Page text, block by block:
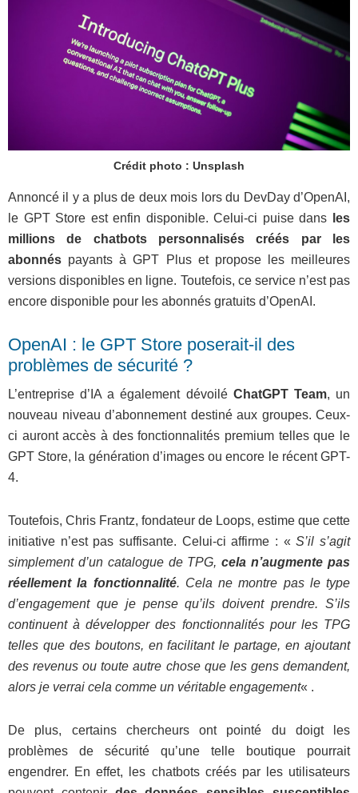
Crédit photo : Unsplash
Annoncé il y a plus de deux mois lors du DevDay d’OpenAI,
le GPT Store est enfin disponible. Celui-ci puise dans
les
millions de chatbots personnalisés créés par les
abonnés payants à GPT Plus et propose les meilleures
versions disponibles en ligne. Toutefois, ce service n’est pas
encore disponible pour les abonnés gratuits d’OpenAI.
OpenAI : le GPT Store poserait-il des
problèmes de sécurité ?
L’entreprise d’IA a également dévoiléChatGPT Team, un
nouveau niveau d’abonnement destiné aux groupes. Ceux-
ci auront accès à des fonctionnalités premium telles que le
GPT Store, la génération d’images ou encore le récent GPT-
4.
Toutefois, Chris Frantz, fondateur de Loops, estime que cette
initiative n’est pas suffisante. Celui-ci affirme : «S’il s’agit
simplement d’un catalogue de TPG, cela n’augmente pas
réellement la fonctionnalité. Cela ne montre pas le type
d’engagement que je pense qu’ils doivent prendre. S’ils
continuent à développer des fonctionnalités pour les TPG
telles que des boutons, en facilitant le partage, en ajoutant
des revenus ou toute autre chose que les gens demandent,
alors je verrai cela comme un véritable engagement« .
De plus, certains chercheurs ont pointé du doigt les
problèmes de sécurité qu’une telle boutique pourrait
engendrer. En effet, les chatbots créés par les utilisateurs